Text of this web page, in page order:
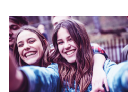
4 STD. TARIF
2 STD. TARIF
SCHWIMMBAD
FITNESS